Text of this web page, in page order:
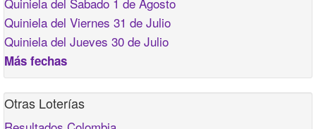
Quiniela del Viernes 31 de Julio
Quiniela del Jueves 30 de Julio
Más fechas
Otras Loterías